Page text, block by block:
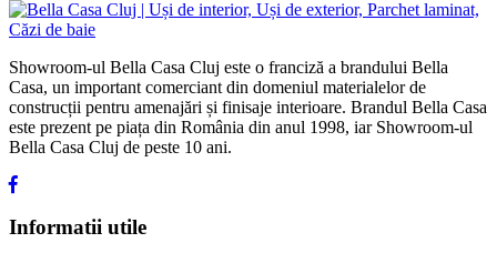
Showroom-ul Bella Casa Cluj este o franciză a brandului Bella
Casa, un important comerciant din domeniul materialelor de
construcții pentru amenajări și finisaje interioare. Brandul Bella Casa
este prezent pe piața din România din anul 1998, iar Showroom-ul
Bella Casa Cluj de peste 10 ani.
Informatii utile